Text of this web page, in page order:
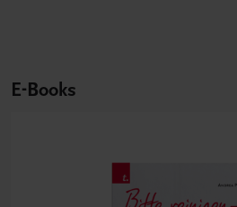
E-Books